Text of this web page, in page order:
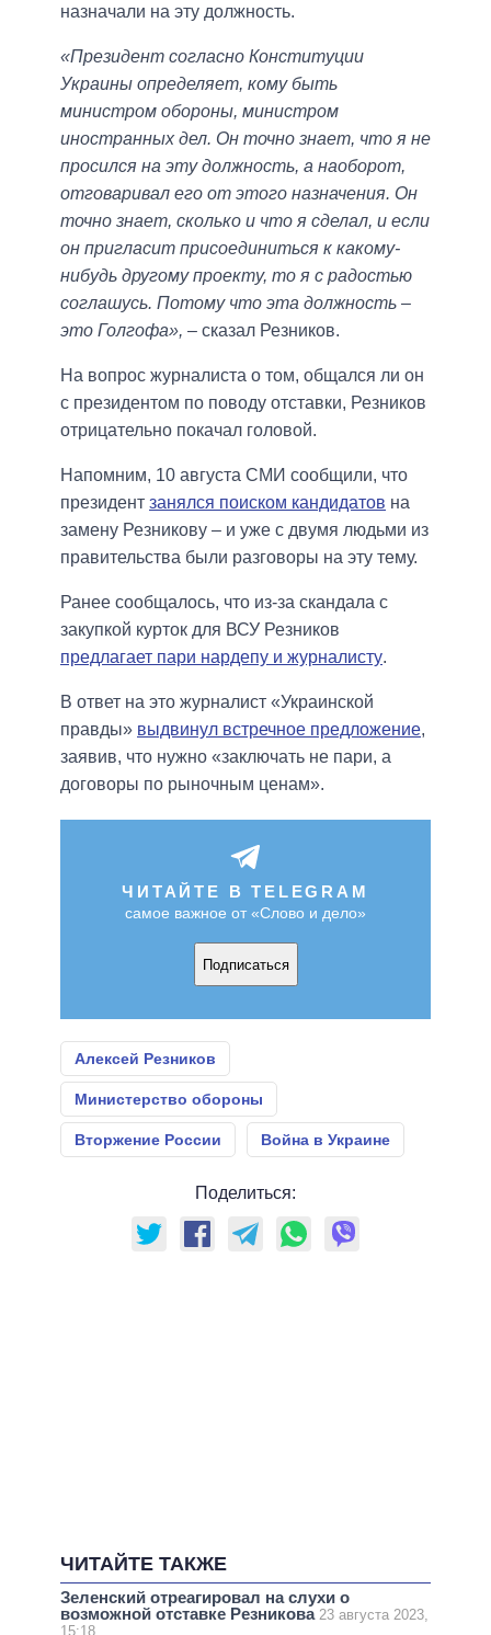
назначали на эту должность.
«Президент согласно Конституции
Украины определяет, кому быть
министром обороны, министром
иностранных дел. Он точно знает, что я не
просился на эту должность, а наоборот,
отговаривал его от этого назначения. Он
точно знает, сколько и что я сделал, и если
он пригласит присоединиться к какому-
нибудь другому проекту, то я с радостью
соглашусь. Потому что эта должность –
это Голгофа», – сказал Резников.
На вопрос журналиста о том, общался ли он
с президентом по поводу отставки, Резников
отрицательно покачал головой.
Напомним, 10 августа СМИ сообщили, что
президент занялся поиском кандидатов на
замену Резникову – и уже с двумя людьми из
правительства были разговоры на эту тему.
Ранее сообщалось, что из-за скандала с
закупкой курток для ВСУ Резников
предлагает пари нардепу и журналисту.
В ответ на это журналист «Украинской
правды» выдвинул встречное предложение,
заявив, что нужно «заключать не пари, а
договоры по рыночным ценам».
ЧИТАЙТЕ В TELEGRAM
самое важное от «Слово и дело»
Подписаться
Алексей Резников
Министерство обороны
Вторжение России Война в Украине
Поделиться:
ЧИТАЙТЕ ТАКЖЕ
Зеленский отреагировал на слухи о
возможной отставке Резникова 23 августа 2023,
15:18